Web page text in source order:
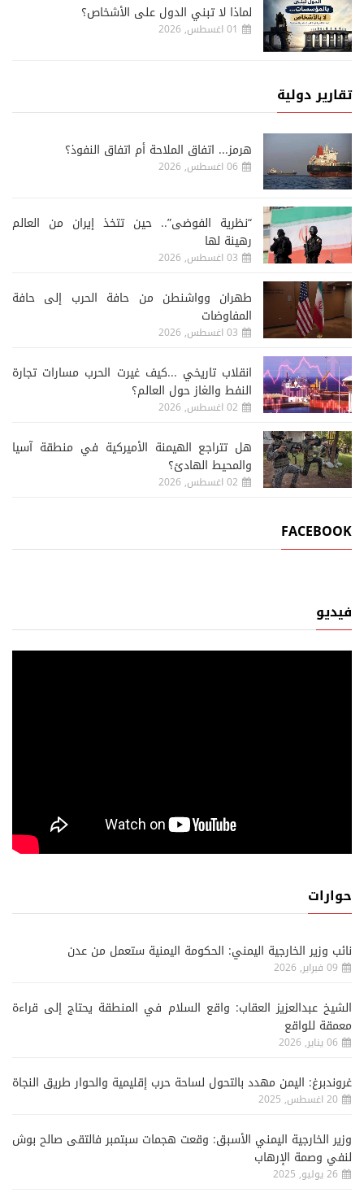
لماذا لا تبني الدول على الأشخاص؟
01 اغسطس, 2026
تقارير دولية
هرمز... اتفاق الملاحة أم اتفاق النفوذ؟
06 اغسطس, 2026
“نظرية الفوضى”.. حين تتخذ إيران من العالم
رهينة لها
03 اغسطس, 2026
طهران وواشنطن من حافة الحرب إلى حافة
المفاوضات
03 اغسطس, 2026
انقلاب تاريخي ...كيف غيرت الحرب مسارات تجارة
النفط والغاز حول العالم؟
02 اغسطس, 2026
هل تتراجع الهيمنة الأميركية في منطقة آسيا
والمحيط الهادئ؟
02 اغسطس, 2026
FACEBOOK
فيديو
حوارات
نائب وزير الخارجية اليمني: الحكومة اليمنية ستعمل من عدن
09 فبراير, 2026
الشيخ عبدالعزيز العقاب: واقع السلام في المنطقة يحتاج إلى قراءة
معمقة للواقع
06 يناير, 2026
غروندبرغ: اليمن مهدد بالتحول لساحة حرب إقليمية والحوار طريق النجاة
20 اغسطس, 2025
وزير الخارجية اليمني الأسبق: وقعت هجمات سبتمبر فالتقى صالح بوش
لنفي وصمة الإرهاب
26 يوليو, 2025